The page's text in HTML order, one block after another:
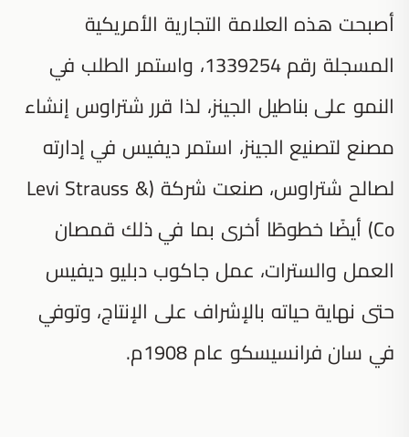
أصبحت هذه العلامة التجارية الأمريكية
المسجلة رقم 1339254، واستمر الطلب في
النمو على بناطيل الجينز، لذا قرر شتراوس إنشاء
مصنع لتصنيع الجينز، استمر ديفيس في إدارته
لصالح شتراوس، صنعت شركة (Levi Strauss &
Co) أيضًا خطوطًا أخرى بما في ذلك قمصان
العمل والسترات، عمل جاكوب دبليو ديفيس
حتى نهاية حياته بالإشراف على الإنتاج، وتوفي
في سان فرانسيسكو عام 1908م.